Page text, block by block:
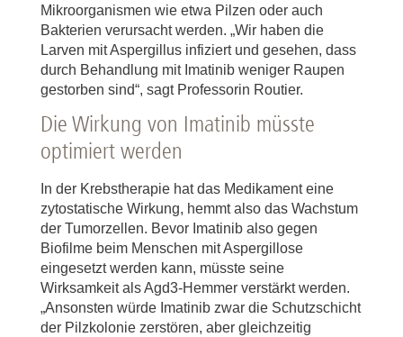
Mikroorganismen wie etwa Pilzen oder auch
Bakterien verursacht werden. „Wir haben die
Larven mit Aspergillus infiziert und gesehen, dass
durch Behandlung mit Imatinib weniger Raupen
gestorben sind“, sagt Professorin Routier.
Die Wirkung von Imatinib müsste
optimiert werden
In der Krebstherapie hat das Medikament eine
zytostatische Wirkung, hemmt also das Wachstum
der Tumorzellen. Bevor Imatinib also gegen
Biofilme beim Menschen mit Aspergillose
eingesetzt werden kann, müsste seine
Wirksamkeit als Agd3-Hemmer verstärkt werden.
„Ansonsten würde Imatinib zwar die Schutzschicht
der Pilzkolonie zerstören, aber gleichzeitig